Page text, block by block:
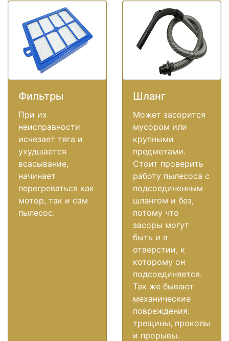
Фильтры
При их
неисправности
исчезает тяга и
ухудшается
всасывание,
начинает
перегреваться как
мотор, так и сам
пылесос.
Шланг
Может засорится
мусором или
крупными
предметами.
Стоит проверить
работу пылесоса с
подсоединенным
шлангом и без,
потому что
засоры могут
быть и в
отверстии, к
которому он
подсоединяется.
Так же бывают
механические
повреждения:
трещины, проколы
и прорывы.